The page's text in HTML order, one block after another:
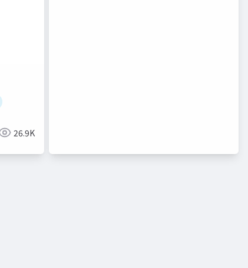
26.9K